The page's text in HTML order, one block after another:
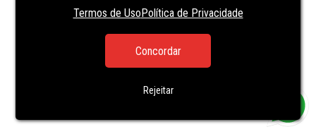
Termos de UsoPolítica de Privacidade
Concordar
Rejeitar